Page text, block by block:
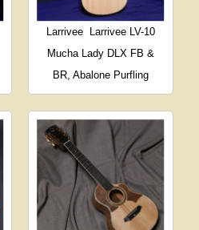
Larrivee
Larrivee LV-10
Mucha Lady DLX FB &
BR, Abalone Purfling